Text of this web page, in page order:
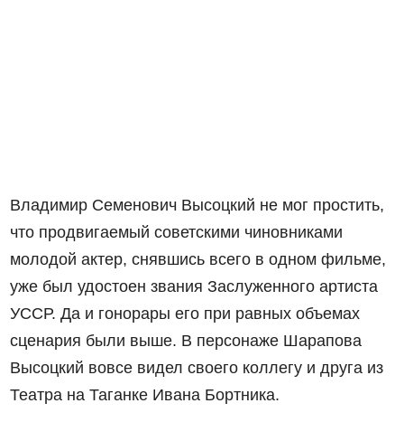
Владимир Семенович Высоцкий не мог простить,
что продвигаемый советскими чиновниками
молодой актер, снявшись всего в одном фильме,
уже был удостоен звания Заслуженного артиста
УССР. Да и гонорары его при равных объемах
сценария были выше. В персонаже Шарапова
Высоцкий вовсе видел своего коллегу и друга из
Театра на Таганке Ивана Бортника.